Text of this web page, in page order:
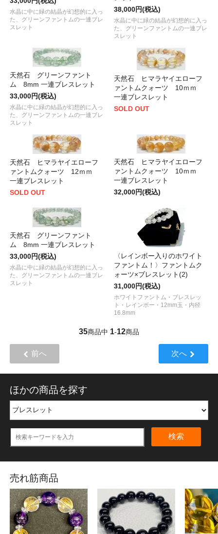
水晶に中に緑の結晶が幻想的に入っ
た、グリーンファントムの一連ブレ
スレット
38,000円(税込)
水晶に中に緑の結晶が幻想的に入っ
た、グリーンファントムの一連ブレ
スレット
天然石 グリーンファント
ム 8mm 一連ブレスレット
33,000円(税込)
水晶に中に緑の結晶が幻想的に入っ
た、グリーンファントムの一連ブレ
スレット
天然石 ヒマラヤイエローフ
ァントムクォーツ 10ｍｍ
一連ブレスレット
SOLD OUT
天然石 ヒマラヤイエローフ
ァントムクォーツ 12ｍｍ
一連ブレスレット
SOLD OUT
天然石 ヒマラヤイエローフ
ァントムクォーツ 10ｍｍ
一連ブレスレット
32,000円(税込)
天然石 グリーンファント
ム 8mm 一連ブレスレット
33,000円(税込)
水晶に中に緑の結晶が幻想的に入っ
た、グリーンファントムの一連ブレ
スレット
〈レインボー入りのホワイト
ファントム！〉ファントムク
ォーツ×ブレスレット(2)
31,000円(税込)
ホワイトファントム・ブレスレッ
ト・レインボー・12mm玉・内径
16.8mm
35商品中 1-12商品
前へ 次へ
ほかの商品を探す
検索
売れ筋商品